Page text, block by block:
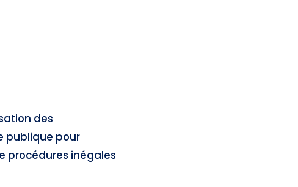
des
publique pour
procédures inégales